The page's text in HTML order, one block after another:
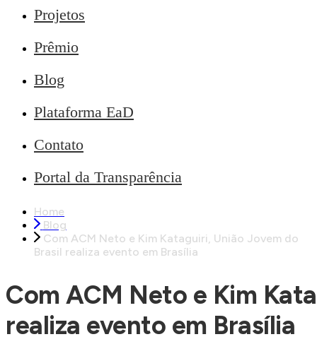
Projetos
Prêmio
Blog
Plataforma EaD
Contato
Portal da Transparência
Home
Blog
Com ACM Neto e Kim Kataguiri, União Jovem do
Brasil realiza evento em Brasília
Com ACM Neto e Kim
realiza evento em Brasília